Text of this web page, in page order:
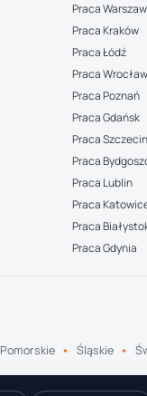
Praca
Praca Kraków
Praca Łódź
Praca Wrocław
Praca Poznań
Praca Gdańsk
Praca Szczecin
Praca
Praca Lublin
Praca
Praca
Praca Gdynia
Pomorskie Śląskie